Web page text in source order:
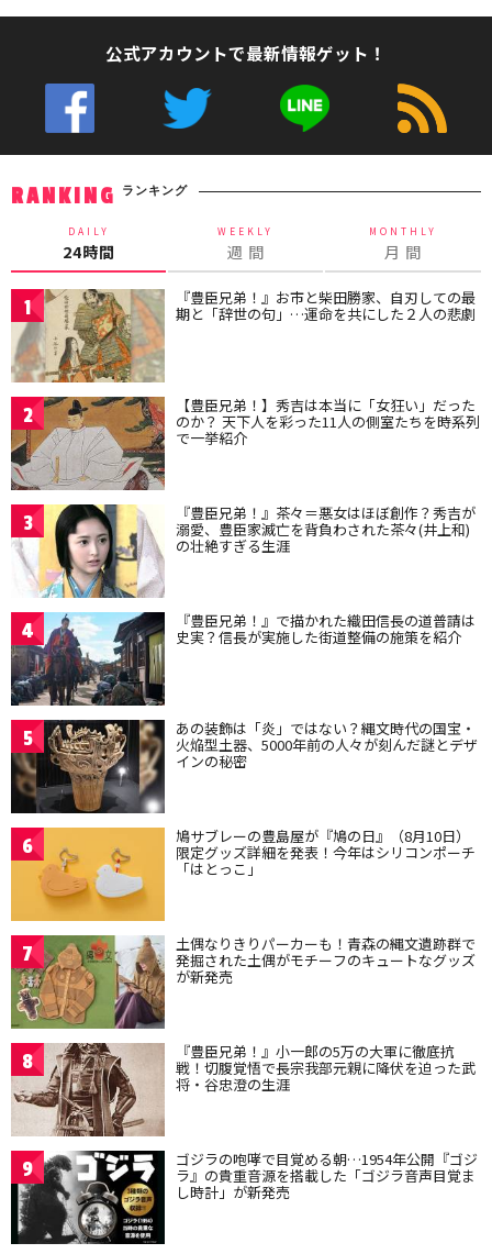
公式アカウントで最新情報ゲット！
RANKING ランキング
DAILY
24時間
WEEKLY
週 間
MONTHLY
月 間
1 『豊臣兄弟！』お市と柴田勝家、自刃しての最
期と「辞世の句」…運命を共にした２人の悲劇
2 【豊臣兄弟！】秀吉は本当に「女狂い」だった
のか？ 天下人を彩った11人の側室たちを時系列
で一挙紹介
3 『豊臣兄弟！』茶々＝悪女はほぼ創作？秀吉が
溺愛、豊臣家滅亡を背負わされた茶々(井上和)
の壮絶すぎる生涯
4 『豊臣兄弟！』で描かれた織田信長の道普請は
史実？信長が実施した街道整備の施策を紹介
5 あの装飾は「炎」ではない？縄文時代の国宝・
火焔型土器、5000年前の人々が刻んだ謎とデザ
インの秘密
6 鳩サブレーの豊島屋が『鳩の日』（8月10日）
限定グッズ詳細を発表！今年はシリコンポーチ
「はとっこ」
7 土偶なりきりパーカーも！青森の縄文遺跡群で
発掘された土偶がモチーフのキュートなグッズ
が新発売
8 『豊臣兄弟！』小一郎の5万の大軍に徹底抗
戦！切腹覚悟で長宗我部元親に降伏を迫った武
将・谷忠澄の生涯
9 ゴジラの咆哮で目覚める朝…1954年公開『ゴジ
ラ』の貴重音源を搭載した「ゴジラ音声目覚ま
し時計」が新発売